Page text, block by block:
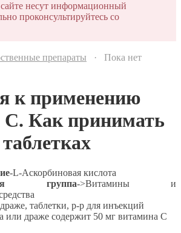
несут информационный
проконсультируйтесь со
препараты · Пока нет
к применению
С. Как принимать
-L-Аскорбиновая кислота
группа->Витамины и
таблетки, р-р для инъекций
или драже содержит 50 мг витамина С